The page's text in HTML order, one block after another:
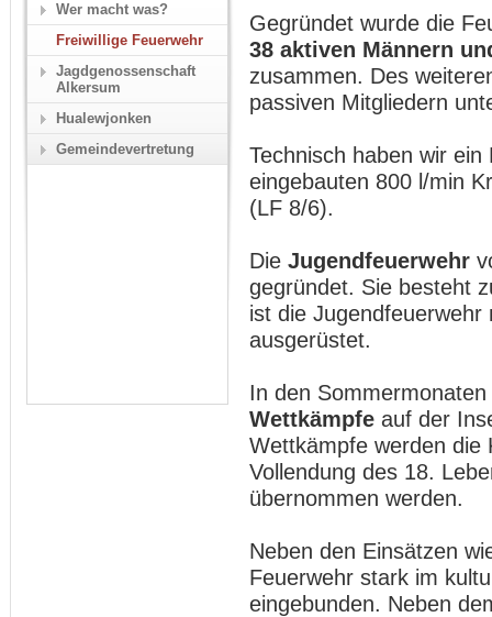
Gegründet wurde die
38 aktiven Männern
zusammen. Des
passiven Mitgliedern
Technisch haben wir
eingebauten 800 l/min
(LF 8/6).
Die Jugendfeuerwehr
gegründet. Sie besteht
ist die
ausgerüstet.
In den
Wettkämpfe auf der
Wettkämpfe werden die
Vollendung des 18.
übernommen werden.
Neben den Einsätzen
Feuerwehr stark im
eingebunden. Neben
Wer macht was?
Freiwillige Feuerwehr
Jagdgenossenschaft
Alkersum
Hualewjonken
Gemeindevertretung